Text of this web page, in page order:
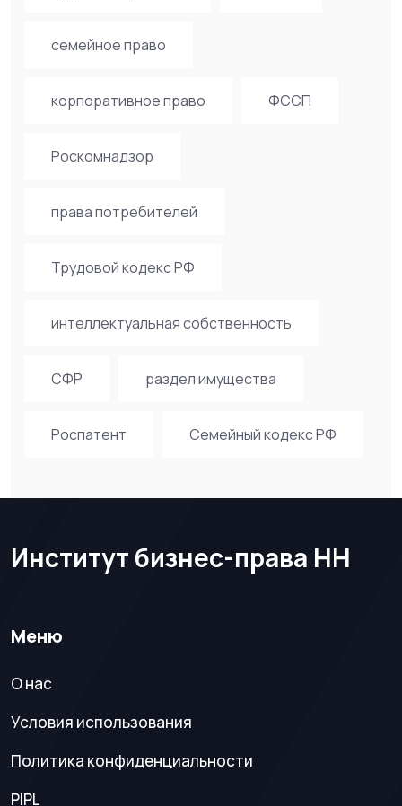
семейное право
корпоративное право ФССП
Роскомнадзор
права потребителей
Трудовой кодекс РФ
интеллектуальная собственность
СФР раздел имущества
Роспатент Семейный кодекс РФ
Институт бизнес-права НН
Меню
О нас
Условия использования
Политика конфиденциальности
PIPL